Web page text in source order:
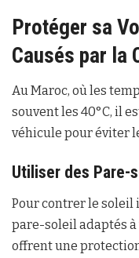
Protéger sa
Causés par la
Au Maroc, où les
souvent les 40°C, il
véhicule pour éviter
Utiliser des Pare-
Pour contrer le soleil
pare-soleil adaptés à
offrent une